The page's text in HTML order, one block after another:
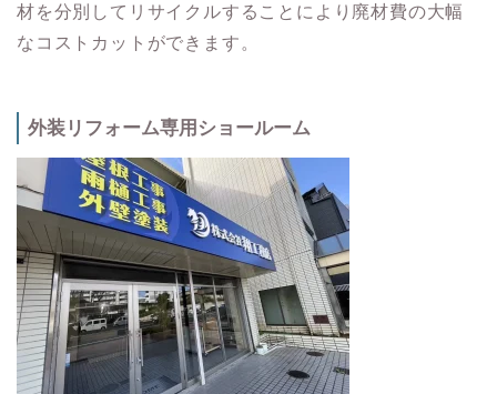
材を分別してリサイクルすることにより廃材費の大幅
なコストカットができます。
外装リフォーム専用ショールーム